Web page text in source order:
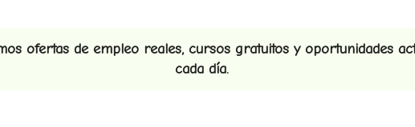
ofertas de empleo reales, cursos gratuitos y oportunidades
cada día.